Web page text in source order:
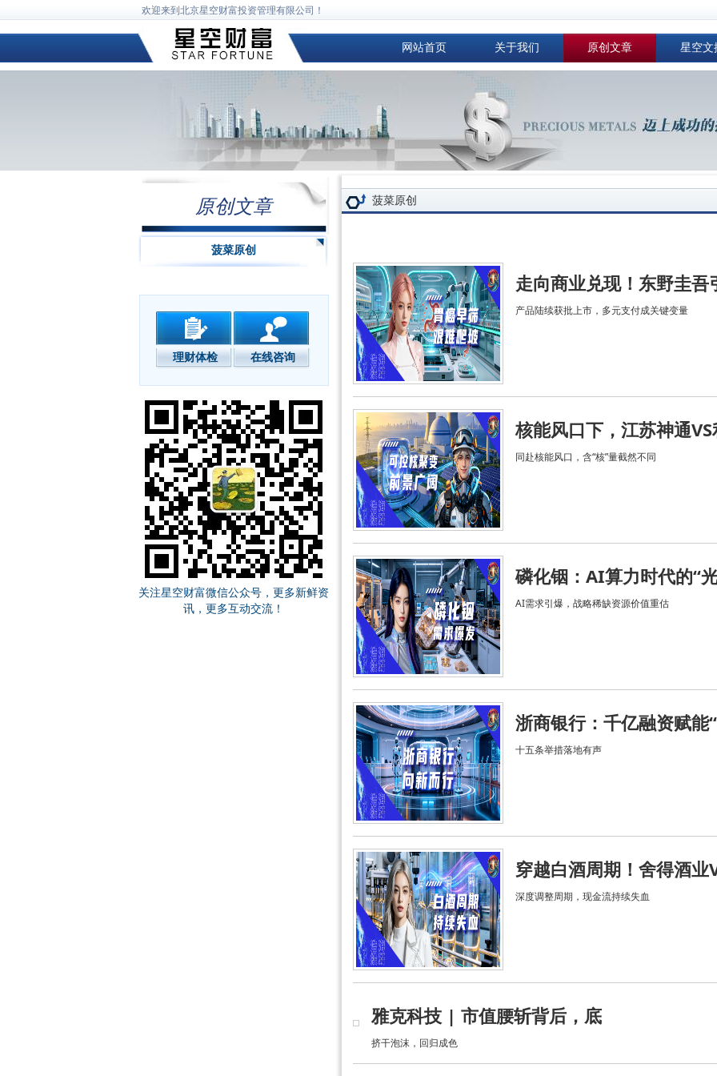
欢迎来到北京星空财富投资管理有限公司！
网站首页 关于我们 原创文章 星空文
原创文章
菠菜原创
理财体检 在线咨询
关注星空财富微信公众号，更多新鲜资
讯，更多互动交流！
菠菜原创
走向商业兑现！东野圭吾
产品陆续获批上市，多元支付成关键变量
核能风口下，江苏神通
同赴核能风口，含“核”量截然不同
磷化铟：AI算力时代的“
AI需求引爆，战略稀缺资源价值重估
浙商银行：千亿融资赋能
十五条举措落地有声
穿越白酒周期！舍得酒业
深度调整周期，现金流持续失血
雅克科技 | 市值腰斩背后，底
挤干泡沫，回归成色